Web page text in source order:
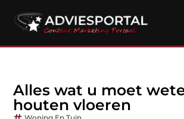
Alles wat u moet
houten vloeren